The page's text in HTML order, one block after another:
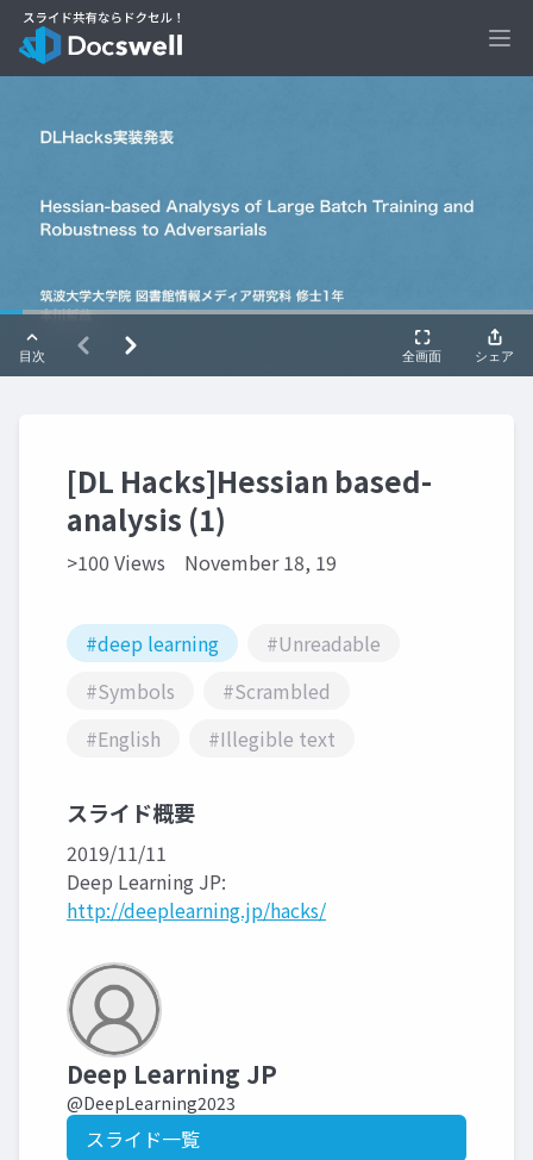
[DL Hacks]Hessian based-
analysis (1)
>100 Views November 18, 19
#deep learning
#Unreadable
#Symbols
#Scrambled
#English
#Illegible text
スライド概要
2019/11/11
Deep Learning JP:
http://deeplearning.jp/hacks/
Deep Learning JP
@DeepLearning2023
スライド一覧